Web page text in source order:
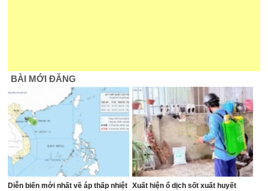
BÀI MỚI ĐĂNG
Diễn biến mới nhất về áp thấp nhiệt Xuất hiện ổ dịch sốt xuất huyết